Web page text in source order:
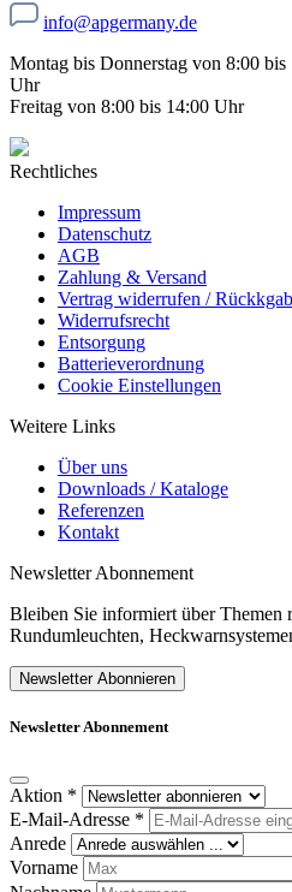
info@apgermany.de
Montag bis Donnerstag von 8:00
Uhr
Freitag von 8:00 bis 14:00 Uhr
Rechtliches
Impressum
Datenschutz
AGB
Zahlung & Versand
Vertrag widerrufen /
Widerrufsrecht
Entsorgung
Batterieverordnung
Cookie Einstellungen
Weitere Links
Über uns
Downloads / Kataloge
Referenzen
Kontakt
Newsletter Abonnement
Bleiben Sie informiert über Themen
Rundumleuchten,
Newsletter Abonnieren
Newsletter Abonnement
Aktion *
E-Mail-Adresse *
Anrede
Vorname